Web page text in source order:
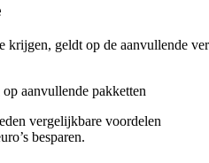
geldt op de aanvullende
aanvullende pakketten
vergelijkbare voordelen
besparen.